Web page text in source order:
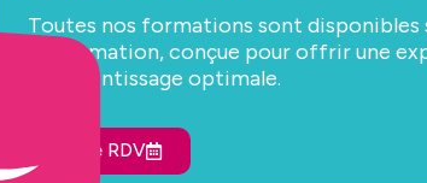
Toutes nos formations sont
de formation, conçue pour offrir une
d’apprentissage optimale.
Prendre RDV